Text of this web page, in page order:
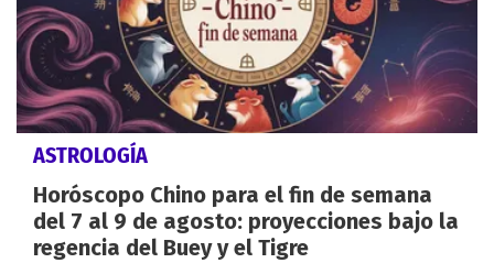
ASTROLOGÍA
Horóscopo Chino para el fin de semana
del 7 al 9 de agosto: proyecciones bajo la
regencia del Buey y el Tigre